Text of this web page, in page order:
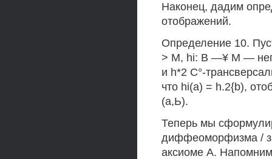
Наконец, дадим
отображений.
Определение 10.
> М, hi: В —¥ М —
и h*2 С°-
что hi(a) = h.2{b),
(а,Ь).
Теперь мы
диффеоморфизма /
аксиоме А.